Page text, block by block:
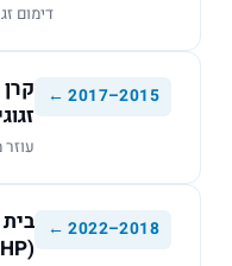
דימום זגוגית
קרן
זגוגית
עוזר מומחה
בית